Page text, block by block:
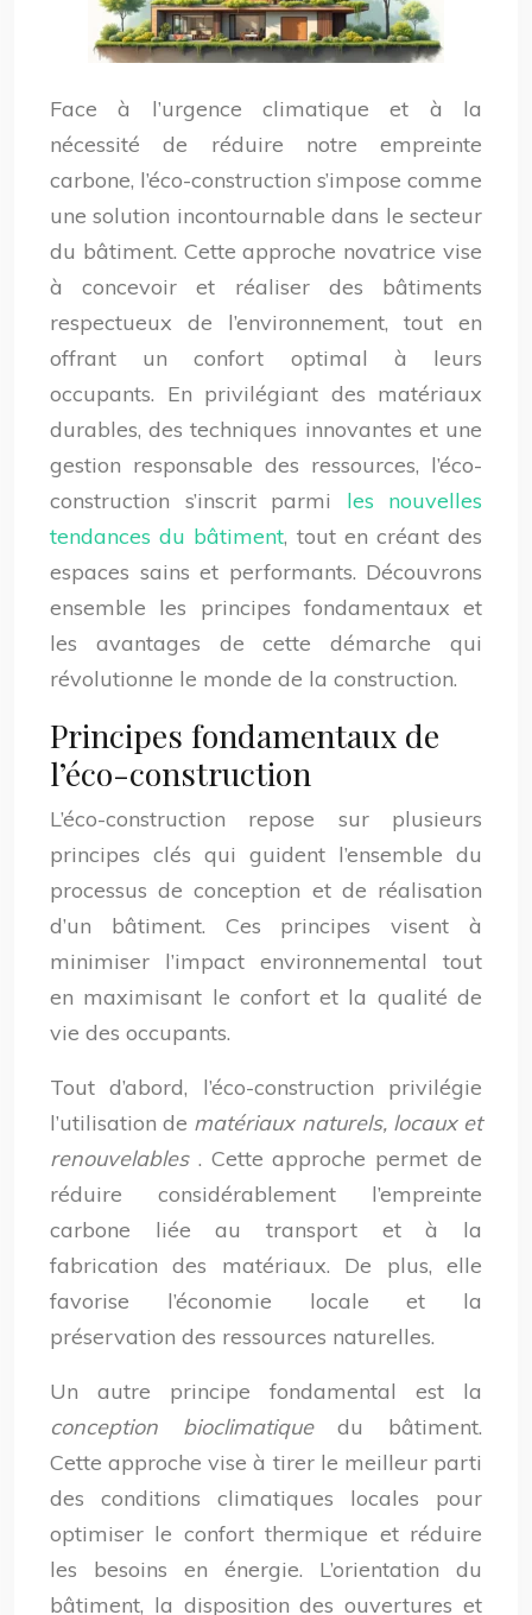
Face à l’urgence climatique et à la
nécessité de réduire notre empreinte
carbone, l’éco-construction s’impose comme
une solution incontournable dans le secteur
du bâtiment. Cette approche novatrice vise
à concevoir et réaliser des bâtiments
respectueux de l’environnement, tout en
offrant un confort optimal à leurs
occupants. En privilégiant des matériaux
durables, des techniques innovantes et une
gestion responsable des ressources, l’éco-
construction s’inscrit parmi les nouvelles
tendances du bâtiment, tout en créant des
espaces sains et performants. Découvrons
ensemble les principes fondamentaux et
les avantages de cette démarche qui
révolutionne le monde de la construction.
Principes fondamentaux de
l’éco-construction
L’éco-construction repose sur plusieurs
principes clés qui guident l’ensemble du
processus de conception et de réalisation
d’un bâtiment. Ces principes visent à
minimiser l’impact environnemental tout
en maximisant le confort et la qualité de
vie des occupants.
Tout d’abord, l’éco-construction privilégie
l’utilisation de matériaux naturels, locaux et
renouvelables . Cette approche permet de
réduire considérablement l’empreinte
carbone liée au transport et à la
fabrication des matériaux. De plus, elle
favorise l’économie locale et la
préservation des ressources naturelles.
Un autre principe fondamental est la
conception bioclimatiquedu bâtiment.
Cette approche vise à tirer le meilleur parti
des conditions climatiques locales pour
optimiser le confort thermique et réduire
les besoins en énergie. L’orientation du
bâtiment, la disposition des ouvertures et